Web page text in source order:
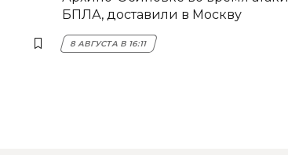
БПЛА, доставили в Москву
8 АВГУСТА В 16:11